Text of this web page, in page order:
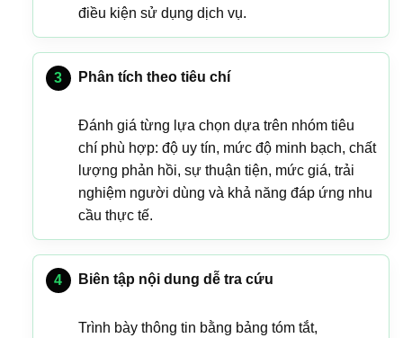
điều kiện sử dụng dịch vụ.
Phân tích theo tiêu chí
Đánh giá từng lựa chọn dựa trên nhóm tiêu
chí phù hợp: độ uy tín, mức độ minh bạch, chất
lượng phản hồi, sự thuận tiện, mức giá, trải
nghiệm người dùng và khả năng đáp ứng nhu
cầu thực tế.
Biên tập nội dung dễ tra cứu
Trình bày thông tin bằng bảng tóm tắt,